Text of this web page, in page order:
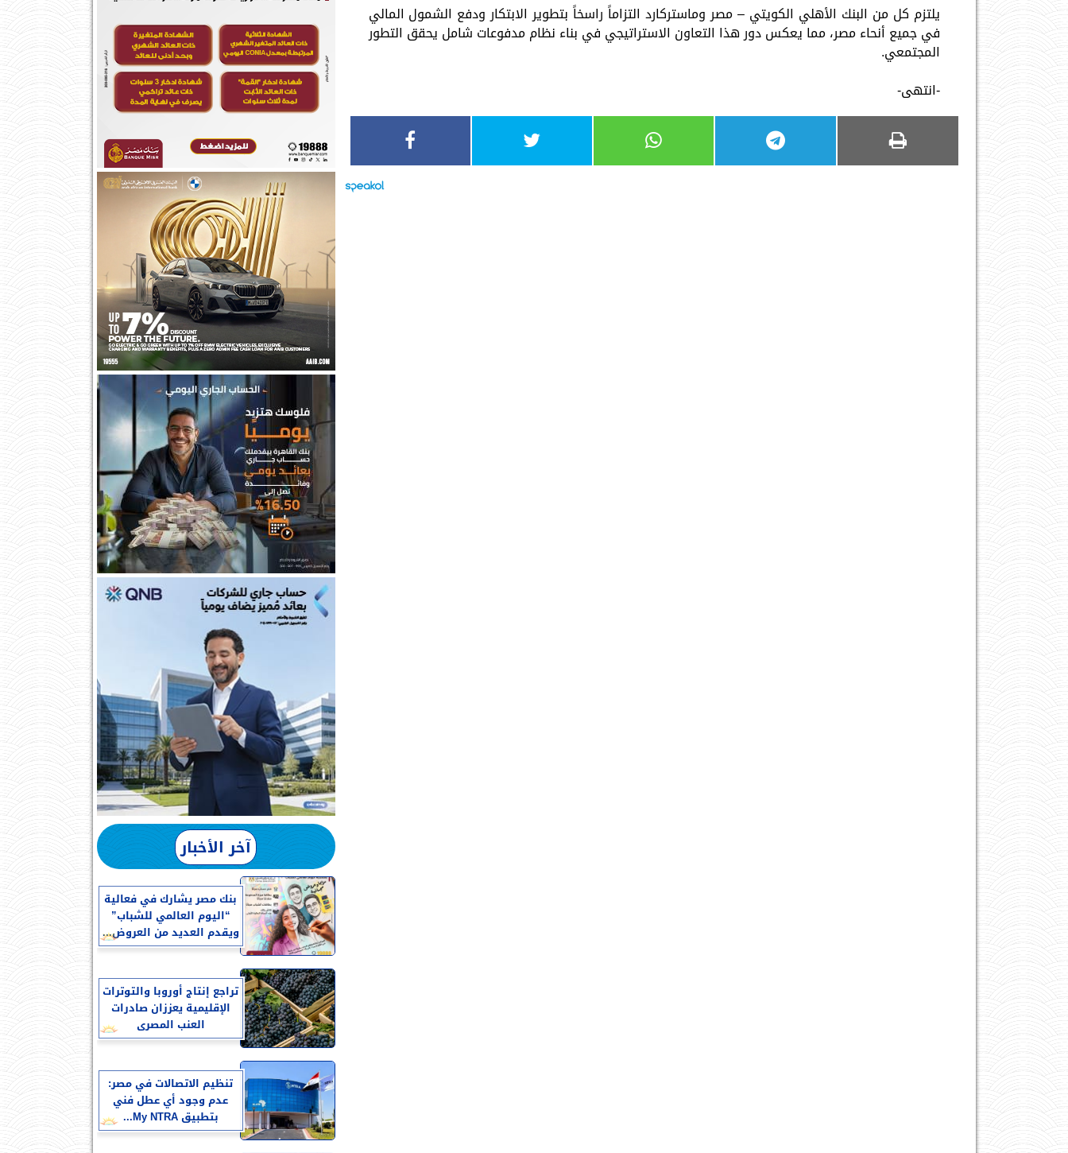
يلتزم كل من البنك الأهلي الكويتي – مصر وماستركارد التزاماً راسخاً بتطوير الابتكار ودفع الشمول المالي
في جميع أنحاء مصر، مما يعكس دور هذا التعاون الاستراتيجي في بناء نظام مدفوعات شامل يحقق التطور
المجتمعي.
-انتهى-
آخر الأخبار
بنك مصر يشارك في فعالية
“اليوم العالمي للشباب”
ويقدم العديد من العروض...
تراجع إنتاج أوروبا والتوترات
الإقليمية يعززان صادرات
العنب المصرى
تنظيم الاتصالات في مصر:
عدم وجود أي عطل فني
بتطبيق My NTRA...